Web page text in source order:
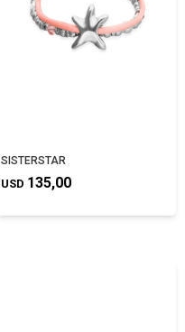
SISTERSTAR
USD 135,00